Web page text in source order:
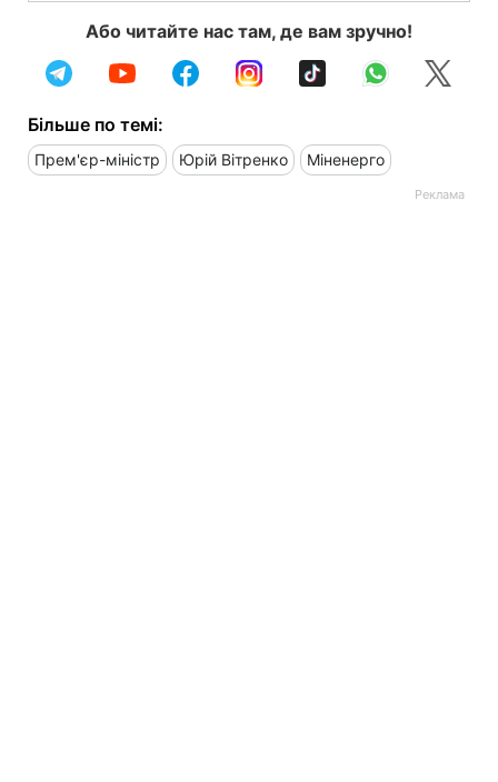
Або читайте нас там, де вам зручно!
Більше по темі:
Прем'єр-міністр Юрій Вітренко Міненерго